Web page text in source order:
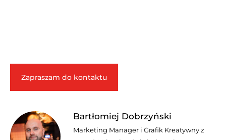
Zapraszam do kontaktu
Bartłomiej Dobrzyński
Marketing Manager i Grafik Kreatywny z